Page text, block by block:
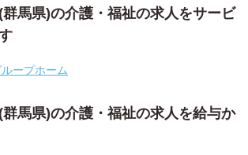
馬県)の介護・福祉の求人をサービ
ループホーム
馬県)の介護・福祉の求人を給与か